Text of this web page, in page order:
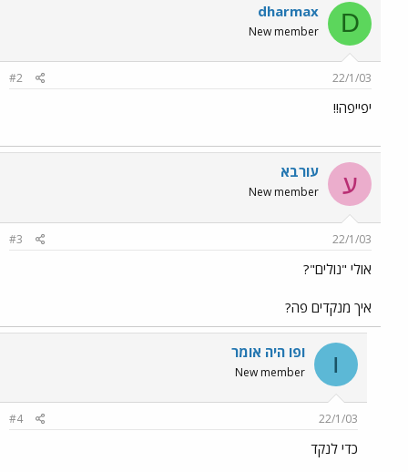
D
dharmax
New member
22/1/03
#2
יפייפה!!
ע עורבא
New member
22/1/03
#3
אולי "נולים"?
איך מנקדים פה?
ו ופו היה אומר
New member
22/1/03
#4
כדי לנקד